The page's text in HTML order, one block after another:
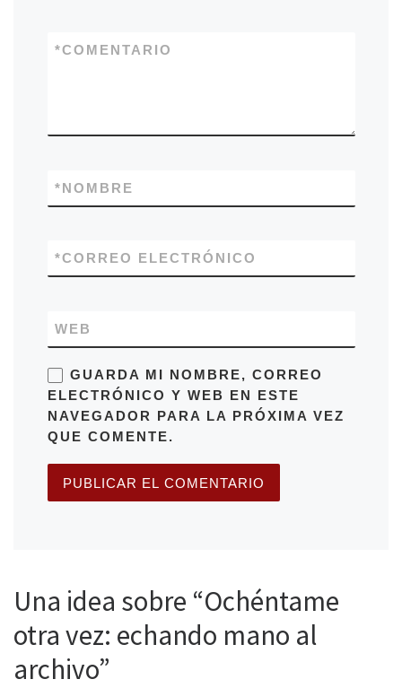
COMENTARIO
*
NOMBRE
*
CORREO ELECTRÓNICO
*
WEB
GUARDA MI NOMBRE, CORREO
ELECTRÓNICO Y WEB EN ESTE
NAVEGADOR PARA LA PRÓXIMA VEZ
QUE COMENTE.
Una idea sobre “Ochéntame
otra vez: echando mano al
archivo”